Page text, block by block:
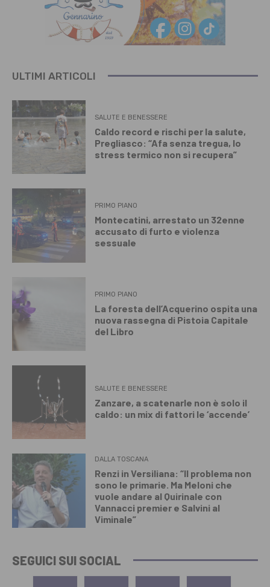
ULTIMI ARTICOLI
SALUTE E BENESSERE
Caldo record e rischi per la salute,
Pregliasco: “Afa senza tregua, lo
stress termico non si recupera”
PRIMO PIANO
Montecatini, arrestato un 32enne
accusato di furto e violenza
sessuale
PRIMO PIANO
La foresta dell’Acquerino ospita una
nuova rassegna di Pistoia Capitale
del Libro
SALUTE E BENESSERE
Zanzare, a scatenarle non è solo il
caldo: un mix di fattori le ‘accende’
DALLA TOSCANA
Renzi in Versiliana: “Il problema non
sono le primarie. Ma Meloni che
vuole andare al Quirinale con
Vannacci premier e Salvini al
Viminale”
SEGUICI SUI SOCIAL